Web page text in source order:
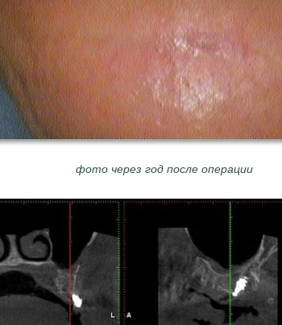
фото через год после операции